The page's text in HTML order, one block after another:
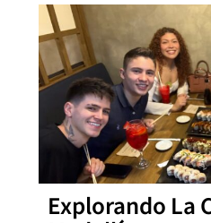
Explorando La